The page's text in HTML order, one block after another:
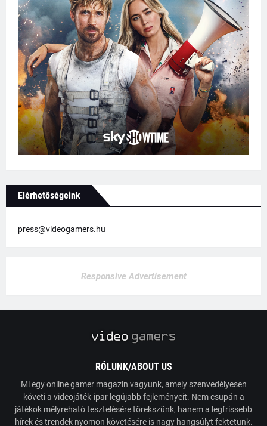
Elérhetőségeink
press@videogamers.hu
Responsive Advertisement
RÓLUNK/ABOUT US
Mi egy online gamer magazin vagyunk, amely szenvedélyesen
követi a videojáték-ipar legújabb fejleményeit. Nem csupán a
játékok mélyreható tesztelésére törekszünk, hanem a legfrissebb
hírek és trendek nyomon követésére is nagy hangsúlyt fektetünk.